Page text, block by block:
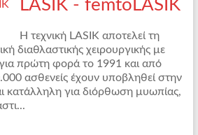
LASIK - femtoLASIK
Η τεχνική LASIK αποτελεί τη
διαθλαστικής χειρουργικής με
πρώτη φορά το 1991 και από
ασθενείς έχουν υποβληθεί στην
κατάλληλη για διόρθωση μυωπίας,